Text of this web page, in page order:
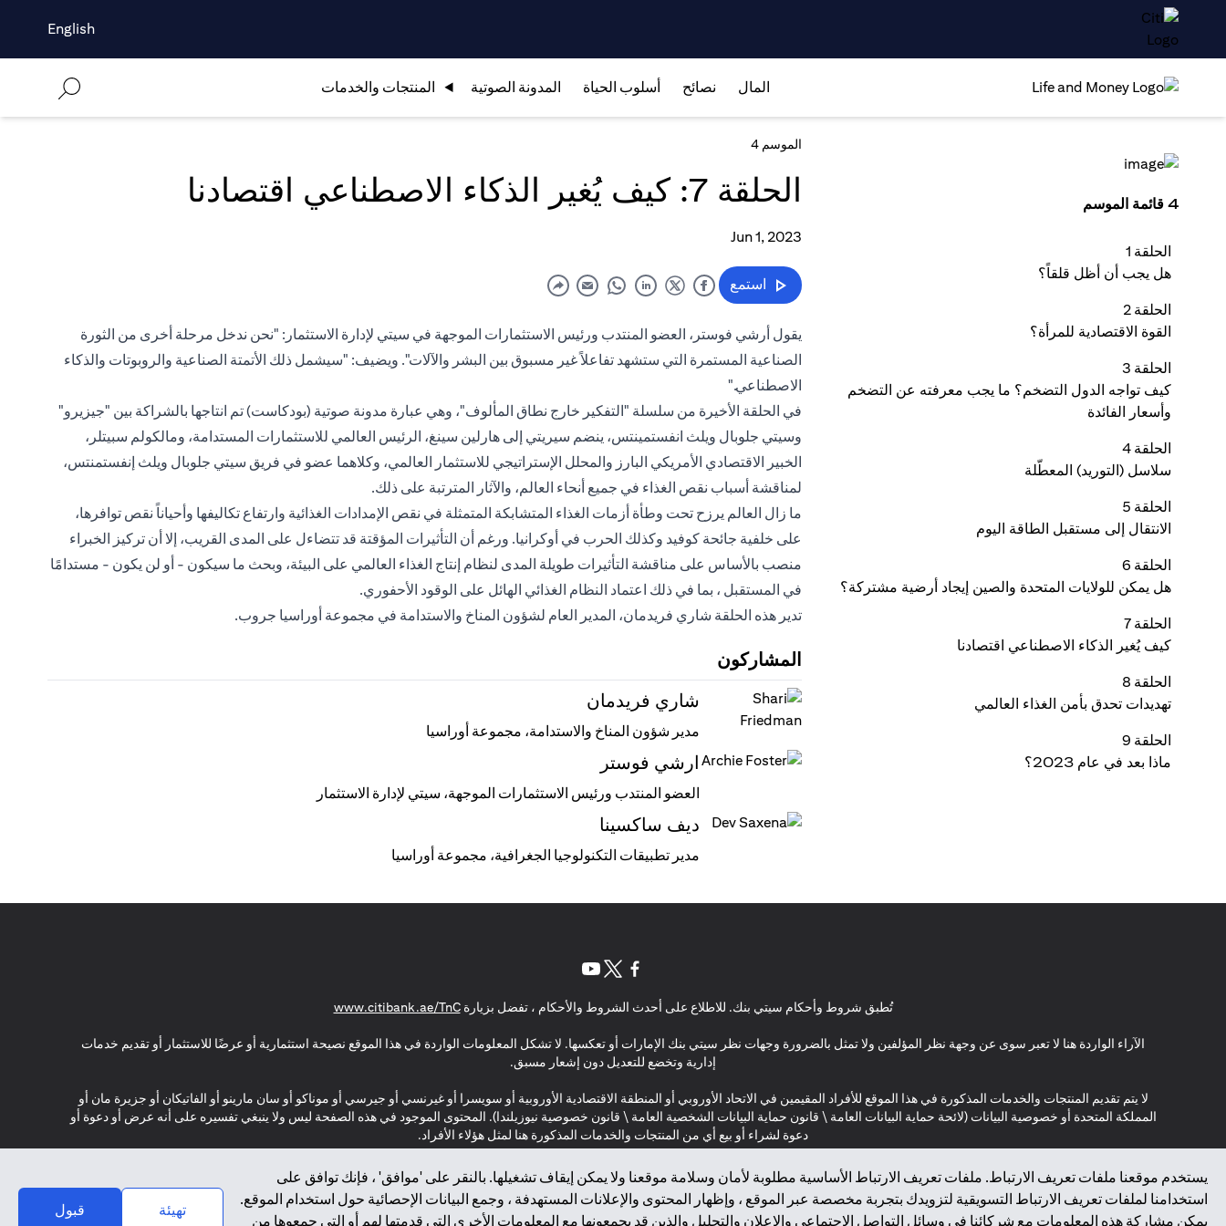
English
المال نصائح أسلوب الحياة المدونة الصوتية المنتجات والخدمات
الموسم 4
الحلقة 7: كيف يُغير الذكاء الاصطناعي اقتصادنا
Jun 1, 2023
استمع
يقول أرشي فوستر، العضو المنتدب ورئيس الاستثمارات الموجهة في سيتي لإدارة الاستثمار: "نحن ندخل مرحلة أخرى من الثورة
الصناعية المستمرة التي ستشهد تفاعلاً غير مسبوق بين البشر والآلات". ويضيف: "سيشمل ذلك الأتمتة الصناعية والروبوتات والذكاء
الاصطناعي."
في الحلقة الأخيرة من سلسلة "التفكير خارج نطاق المألوف"، وهي عبارة مدونة صوتية (بودكاست) تم انتاجها بالشراكة بين "جيزيرو"
وسيتي جلوبال ويلث انفستمينتس، ينضم سيريتي إلى هارلين سينغ، الرئيس العالمي للاستثمارات المستدامة، ومالكولم سبيتلر،
الخبير الاقتصادي الأمريكي البارز والمحلل الإستراتيجي للاستثمار العالمي، وكلاهما عضو في فريق سيتي جلوبال ويلث إنفستمنتس،
لمناقشة أسباب نقص الغذاء في جميع أنحاء العالم، والآثار المترتبة على ذلك.
ما زال العالم يرزح تحت وطأة أزمات الغذاء المتشابكة المتمثلة في نقص الإمدادات الغذائية وارتفاع تكاليفها وأحياناً نقص توافرها،
على خلفية جائحة كوفيد وكذلك الحرب في أوكرانيا. ورغم أن التأثيرات المؤقتة قد تتضاءل على المدى القريب، إلا أن تركيز الخبراء
منصب بالأساس على مناقشة التأثيرات طويلة المدى لنظام إنتاج الغذاء العالمي على البيئة، وبحث ما سيكون - أو لن يكون - مستدامًا
في المستقبل ، بما في ذلك اعتماد النظام الغذائي الهائل على الوقود الأحفوري.
تدير هذه الحلقة شاري فريدمان، المدير العام لشؤون المناخ والاستدامة في مجموعة أوراسيا جروب.
المشاركون
شاري فريدمان
مدير شؤون المناخ والاستدامة، مجموعة أوراسيا
ارشي فوستر
العضو المنتدب ورئيس الاستثمارات الموجهة، سيتي لإدارة الاستثمار
ديف ساكسينا
مدير تطبيقات التكنولوجيا الجغرافية، مجموعة أوراسيا
4 قائمة الموسم
الحلقة 1
هل يجب أن أظل قلقاً؟
الحلقة 2
القوة الاقتصادية للمرأة؟
الحلقة 3
كيف تواجه الدول التضخم؟ ما يجب معرفته عن التضخم
وأسعار الفائدة
الحلقة 4
سلاسل (التوريد) المعطّلة
الحلقة 5
الانتقال إلى مستقبل الطاقة اليوم
الحلقة 6
هل يمكن للولايات المتحدة والصين إيجاد أرضية مشتركة؟
الحلقة 7
كيف يُغير الذكاء الاصطناعي اقتصادنا
الحلقة 8
تهديدات تحدق بأمن الغذاء العالمي
الحلقة 9
ماذا بعد في عام 2023؟
يستخدم موقعنا ملفات تعريف الارتباط. ملفات تعريف الارتباط الأساسية مطلوبة لأمان وسلامة موقعنا ولا يمكن إيقاف تشغيلها. بالنقر على 'موافق' ، فإنك توافق على
استخدامنا لملفات تعريف الارتباط التسويقية لتزويدك بتجربة مخصصة عبر الموقع ، وإظهار المحتوى والإعلانات المستهدفة ، وجمع البيانات الإحصائية حول استخدام الموقع.
يمكن مشاركة هذه المعلومات مع شركائنا في وسائل التواصل الاجتماعي والإعلان والتحليل والذين قد يجمعونها مع المعلومات الأخرى التي قدمتها لهم أو التي جمعوها من
تهيئة قبول
تُطبق شروط وأحكام سيتي بنك. للاطلاع على أحدث الشروط والأحكام ، تفضل بزيارةwww.citibank.ae/TnC
(opens in a new tab)
الآراء الواردة هنا لا تعبر سوى عن وجهة نظر المؤلفين ولا تمثل بالضرورة وجهات نظر سيتي بنك الإمارات أو تعكسها. لا تشكل المعلومات الواردة في هذا الموقع نصيحة استثمارية أو عرضًا للاستثمار أو تقديم خدمات
إدارية وتخضع للتعديل دون إشعار مسبق.
لا يتم تقديم المنتجات والخدمات المذكورة في هذا الموقع للأفراد المقيمين في الاتحاد الأوروبي أو المنطقة الاقتصادية الأوروبية أو سويسرا أو غيرنسي أو جيرسي أو موناكو أو سان مارينو أو الفاتيكان أو جزيرة مان أو
المملكة المتحدة أو خصوصية البيانات (لائحة حماية البيانات العامة \ قانون حماية البيانات الشخصية العامة \ قانون خصوصية نيوزيلندا). المحتوى الموجود في هذه الصفحة ليس ولا ينبغي تفسيره على أنه عرض أو دعوة أو
دعوة لشراء أو بيع أي من المنتجات والخدمات المذكورة هنا لمثل هؤلاء الأفراد.
*GDPR – اللائحة العامة لحماية البيانات؛ * LGPD – Lei Geral de Proteção de Dados Pessoais ; *NZPA – قانون الخصوصية النيوزيلندي